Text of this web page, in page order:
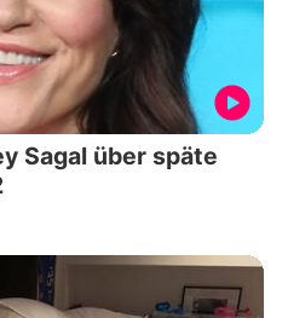
Sagal über späte